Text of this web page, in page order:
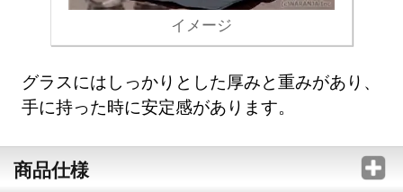
イメージ
グラスにはしっかりとした厚みと重みがあり、
手に持った時に安定感があります。
商品仕様